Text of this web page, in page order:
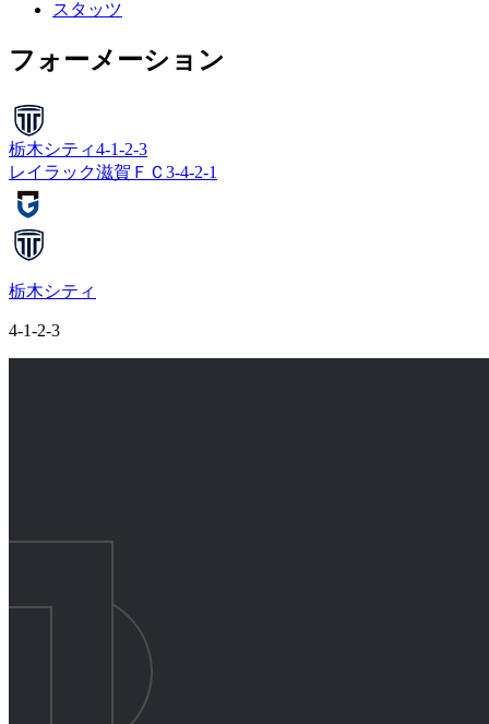
スタッツ
フォーメーション
栃木シティ4-1-2-3
レイラック滋賀ＦＣ 3-4-2-1
栃木シティ
4-1-2-3